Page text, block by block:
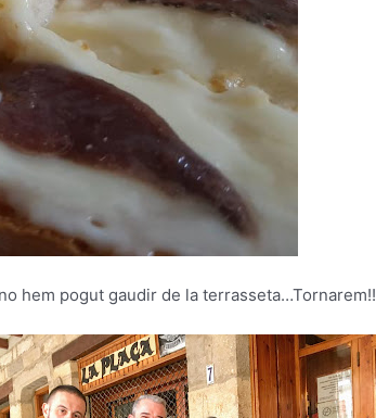
hem pogut gaudir de la terrasseta…Tornarem!!